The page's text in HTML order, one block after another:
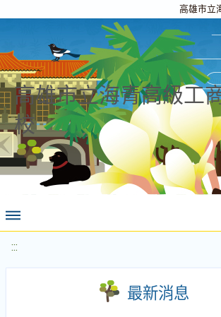
高雄市立
高雄市立海青高級工
校
:::
最新消息